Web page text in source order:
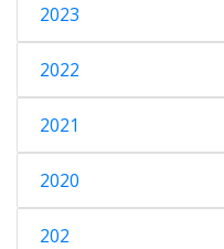
2023
2022
2021
2020
202